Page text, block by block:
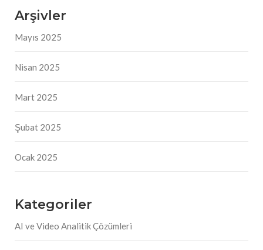
Arşivler
Mayıs 2025
Nisan 2025
Mart 2025
Şubat 2025
Ocak 2025
Kategoriler
AI ve Video Analitik Çözümleri